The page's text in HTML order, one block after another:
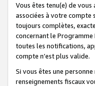
Vous êtes tenu(e) de
associées à votre compte
toujours complètes,
concernant le
toutes les notifications,
compte n’est plus valide.
Si vous êtes une
renseignements fiscaux